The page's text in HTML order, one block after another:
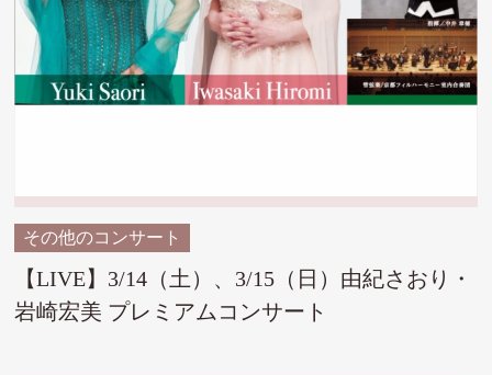
その他のコンサート
【LIVE】3/14（土）、3/15（日）由紀さおり・
岩崎宏美 プレミアムコンサート